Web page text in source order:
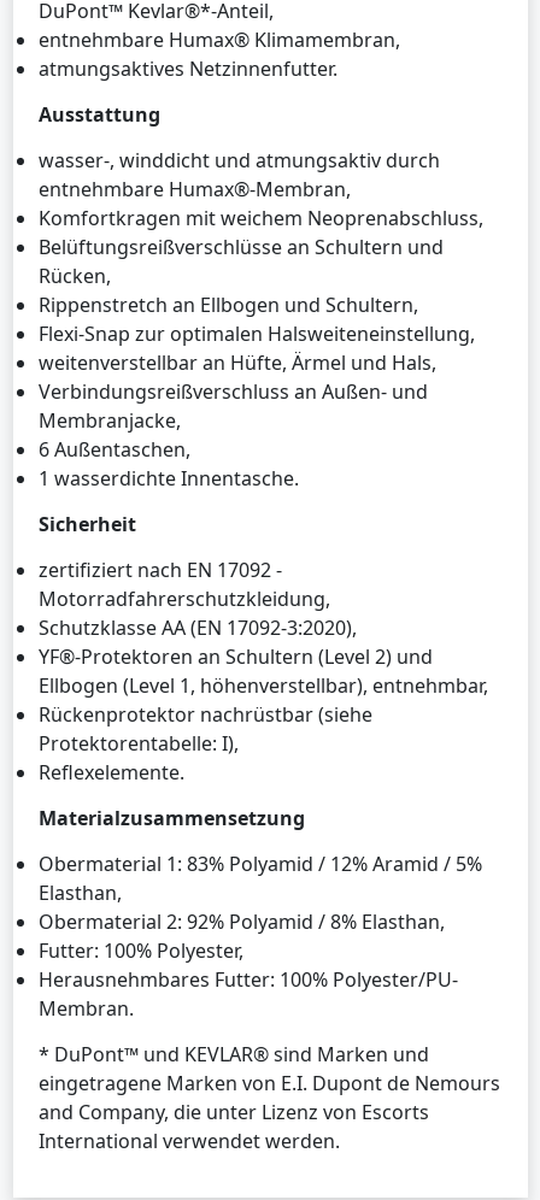
DuPont™ Kevlar®*-Anteil,
entnehmbare Humax® Klimamembran,
atmungsaktives Netzinnenfutter.
Ausstattung
wasser-, winddicht und atmungsaktiv durch
entnehmbare Humax®-Membran,
Komfortkragen mit weichem Neoprenabschluss,
Belüftungsreißverschlüsse an Schultern und
Rücken,
Rippenstretch an Ellbogen und Schultern,
Flexi-Snap zur optimalen Halsweiteneinstellung,
weitenverstellbar an Hüfte, Ärmel und Hals,
Verbindungsreißverschluss an Außen- und
Membranjacke,
6 Außentaschen,
1 wasserdichte Innentasche.
Sicherheit
zertifiziert nach EN 17092 -
Motorradfahrerschutzkleidung,
Schutzklasse AA (EN 17092-3:2020),
YF®-Protektoren an Schultern (Level 2) und
Ellbogen (Level 1, höhenverstellbar), entnehmbar,
Rückenprotektor nachrüstbar (siehe
Protektorentabelle: I),
Reflexelemente.
Materialzusammensetzung
Obermaterial 1: 83% Polyamid / 12% Aramid / 5%
Elasthan,
Obermaterial 2: 92% Polyamid / 8% Elasthan,
Futter: 100% Polyester,
Herausnehmbares Futter: 100% Polyester/PU-
Membran.
* DuPont™ und KEVLAR® sind Marken und
eingetragene Marken von E.I. Dupont de Nemours
and Company, die unter Lizenz von Escorts
International verwendet werden.